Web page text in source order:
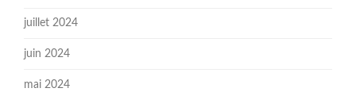
juillet 2024
juin 2024
mai 2024